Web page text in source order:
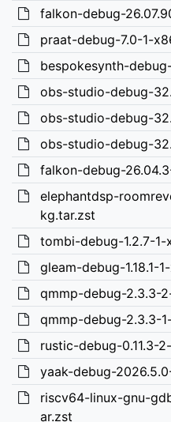
falkon-debug-
praat-debug-7.0-1-
bespokesynth-
obs-studio-debug-
obs-studio-debug-
obs-studio-debug-
falkon-debug-
elephantdsp-
kg.tar.zst
tombi-debug-1.2.7-1-
gleam-debug-1.18.1-
qmmp-debug-2.3.3-
qmmp-debug-2.3.3-
rustic-debug-0.11.3-
yaak-debug-
riscv64-linux-gnu-
ar.zst